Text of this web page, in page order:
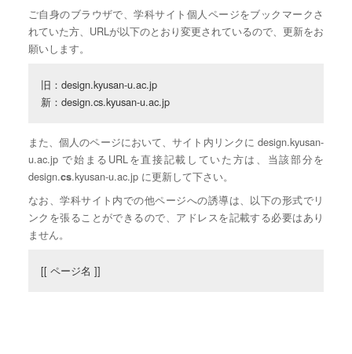
ご自身のブラウザで、学科サイト個人ページをブックマークさ
れていた方、URLが以下のとおり変更されているので、更新をお
願いします。
旧：design.kyusan-u.ac.jp
新：design.cs.kyusan-u.ac.jp
また、個人のページにおいて、サイト内リンクに design.kyusan-
u.ac.jp で始まるURLを直接記載していた方は、当該部分を
design.cs.kyusan-u.ac.jp に更新して下さい。
なお、学科サイト内での他ページへの誘導は、以下の形式でリ
ンクを張ることができるので、アドレスを記載する必要はあり
ません。
[[ ページ名 ]]